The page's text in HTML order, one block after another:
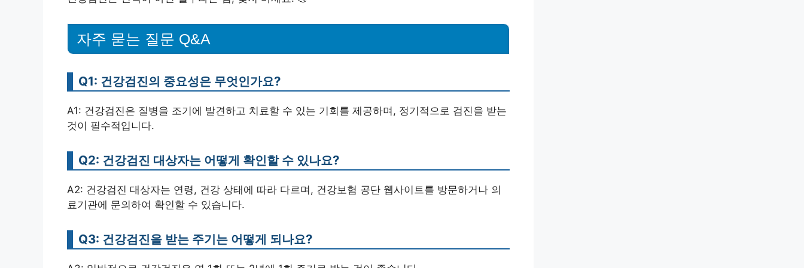
자주 묻는 질문 Q&A
Q1: 건강검진의 중요성은 무엇인가요?
A1: 건강검진은 질병을 조기에 발견하고 치료할 수 있는 기회를 제공하며, 정기적으로 검진을 받는
것이 필수적입니다.
Q2: 건강검진 대상자는 어떻게 확인할 수 있나요?
A2: 건강검진 대상자는 연령, 건강 상태에 따라 다르며, 건강보험 공단 웹사이트를 방문하거나 의
료기관에 문의하여 확인할 수 있습니다.
Q3: 건강검진을 받는 주기는 어떻게 되나요?